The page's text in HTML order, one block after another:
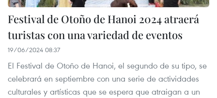
Festival de Otoño de Hanoi 2024 atraerá
turistas con una variedad de eventos
19/06/2024 08:37
El Festival de Otoño de Hanoi, el segundo de su tipo, se
celebrará en septiembre con una serie de actividades
culturales y artísticas que se espera que atraigan a un